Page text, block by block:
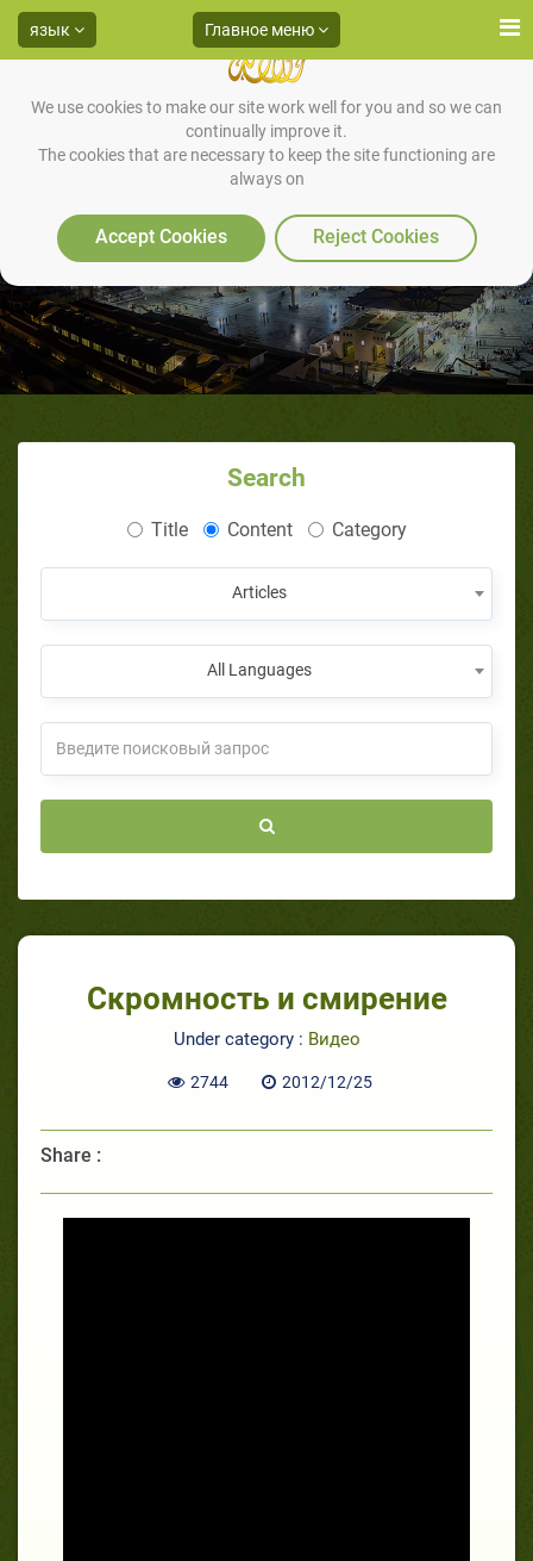
We use cookies to make our site work well for you and so we can
continually improve it.
The cookies that are necessary to keep the site functioning are
always on
Accept Cookies Reject Cookies
язык Главное меню
Скромность и смирение
Search
Title Content Category
Articles
All Languages
Скромность и смирение
Under category : Видео
2744 2012/12/25
Share :